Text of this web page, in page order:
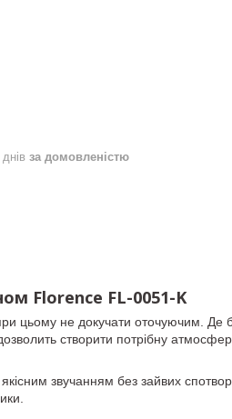
за домовленістю
Florence FL-0051-K
цьому не докучати оточуючим.
створити потрібну
звучанням без зайвих